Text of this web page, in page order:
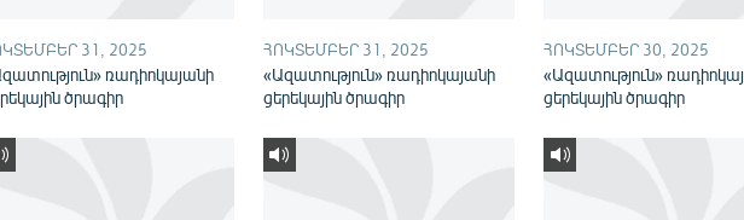
31, 2025
ռադիոկայանի
ծրագիր
ՀՈԿՏԵՄԲԵՐ 31, 2025
«Ազատություն» ռադիոկայանի
ցերեկային ծրագիր
ՀՈԿՏԵՄԲԵՐ 30, 2025
«Ազատություն»
ցերեկային ծրագիր